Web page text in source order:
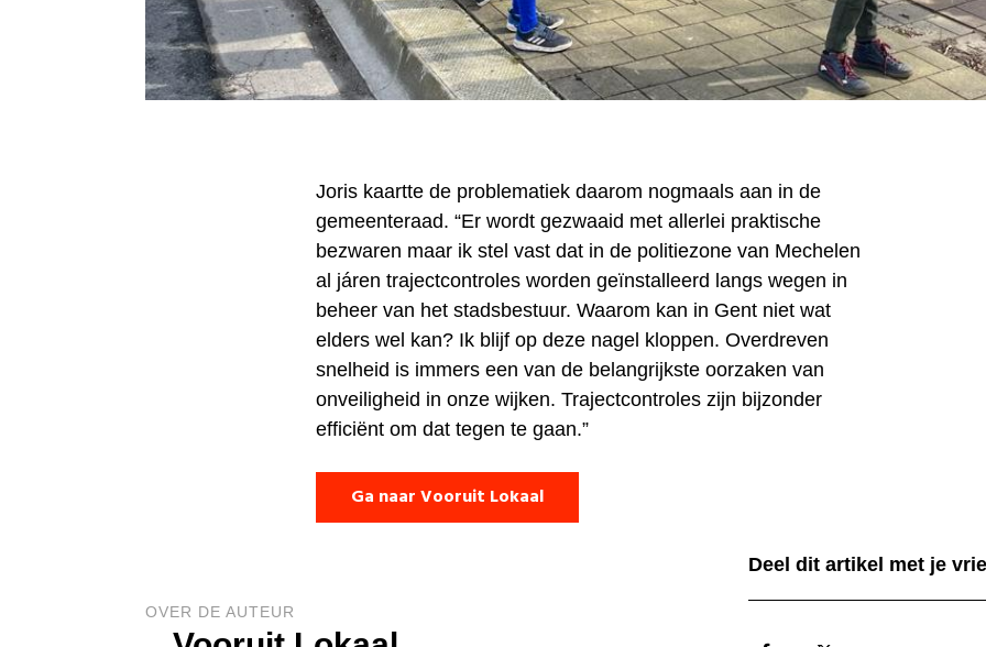
Joris kaartte de problematiek daarom nogmaals aan in de
gemeenteraad. “Er wordt gezwaaid met allerlei praktische
bezwaren maar ik stel vast dat in de politiezone van Mechelen
al járen trajectcontroles worden geïnstalleerd langs wegen in
beheer van het stadsbestuur. Waarom kan in Gent niet wat
elders wel kan? Ik blijf op deze nagel kloppen. Overdreven
snelheid is immers een van de belangrijkste oorzaken van
onveiligheid in onze wijken. Trajectcontroles zijn bijzonder
efficiënt om dat tegen te gaan.”
Ga naar Vooruit Lokaal
OVER DE AUTEUR
Deel dit artikel met je